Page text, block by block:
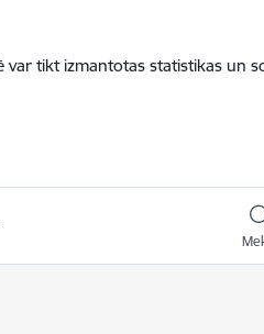
tikt izmantotas statistikas un